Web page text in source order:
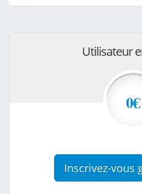
Utilisateur
0€
Inscrivez-vous